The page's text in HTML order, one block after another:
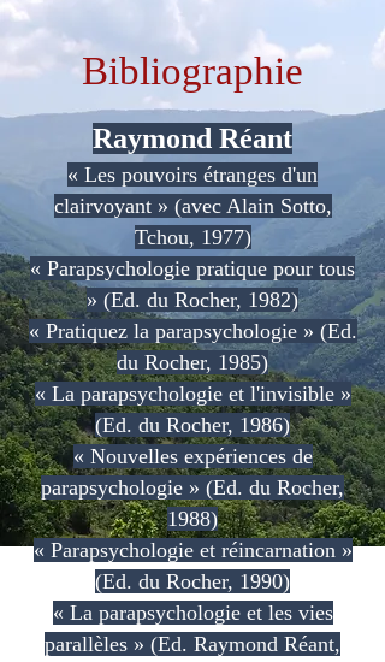
Bibliographie
Raymond Réant
« Les pouvoirs étranges d'un
clairvoyant » (avec Alain Sotto,
Tchou, 1977)
« Parapsychologie pratique pour tous
» (Ed. du Rocher, 1982)
« Pratiquez la parapsychologie » (Ed.
du Rocher, 1985)
« La parapsychologie et l'invisible »
(Ed. du Rocher, 1986)
« Nouvelles expériences de
parapsychologie » (Ed. du Rocher,
1988)
« Parapsychologie et réincarnation »
(Ed. du Rocher, 1990)
« La parapsychologie et les vies
parallèles » (Ed. Raymond Réant,